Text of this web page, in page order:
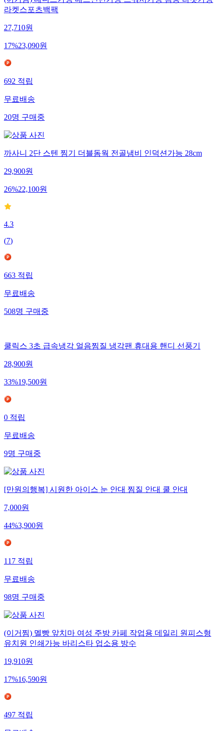
라켓스포츠백팩
27,710원
17%23,090원
692적립
무료배송
20명구매중
까사니 2단 스텐 찜기 더블돔웍 전골냄비 인덕션가능 28cm
29,900원
26%22,100원
4.3
(7)
663적립
무료배송
508명구매중
쿨릭스 3초 급속냉각 얼음찜질 냉각팬 휴대용 핸디 선풍기
28,900원
33%19,500원
0적립
무료배송
9명구매중
[만원의행복] 시원한 아이스 눈 안대 찜질 안대 쿨 안대
7,000원
44%3,900원
117적립
무료배송
98명구매중
(이거찜) 멜빵 앞치마 여성 주방 카페 작업용 데일리 원피스형
유치원 인쇄가능 바리스타 업소용 방수
19,910원
17%16,590원
497적립